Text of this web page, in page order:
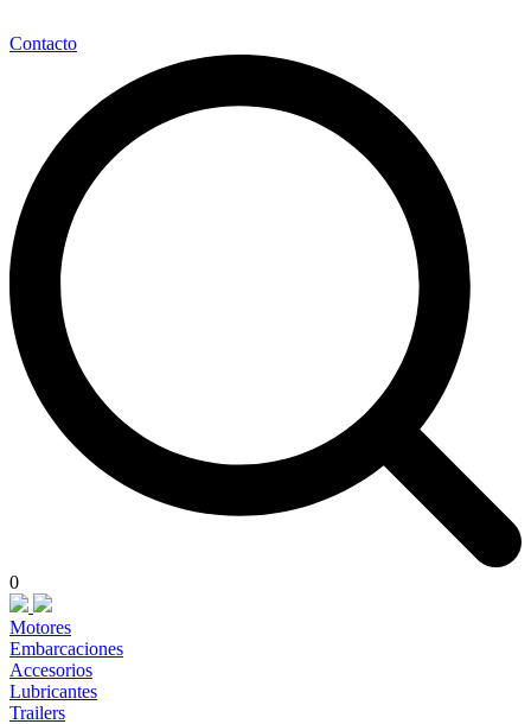
Contacto
0
Motores
Embarcaciones
Accesorios
Lubricantes
Trailers